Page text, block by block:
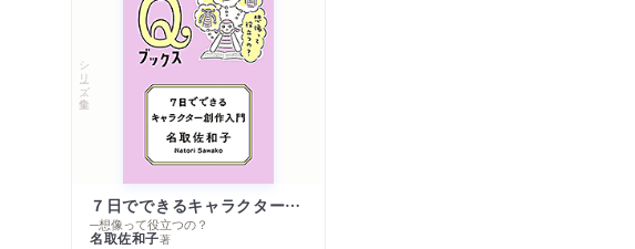
シリーズ・全集
７日でできるキャラクター創作入門
─想像って役立つの？
名取佐和子著